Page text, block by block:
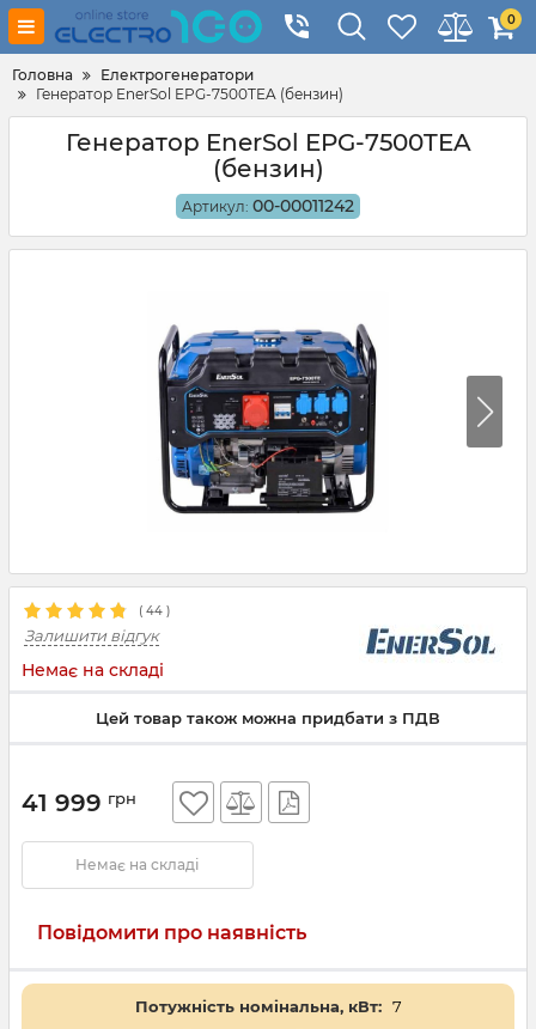
0
Головна
Електрогенератори
Генератор EnerSol EPG-7500TEA (бензин)
Генератор EnerSol EPG-7500TEA
(бензин)
Артикул: 00-00011242
( 44 )
Залишити відгук
Немає на складі
Цей товар також можна придбати з ПДВ
41 999 грн
Немає на складі
Повідомити про наявність
Потужність номінальна, кВт: 7